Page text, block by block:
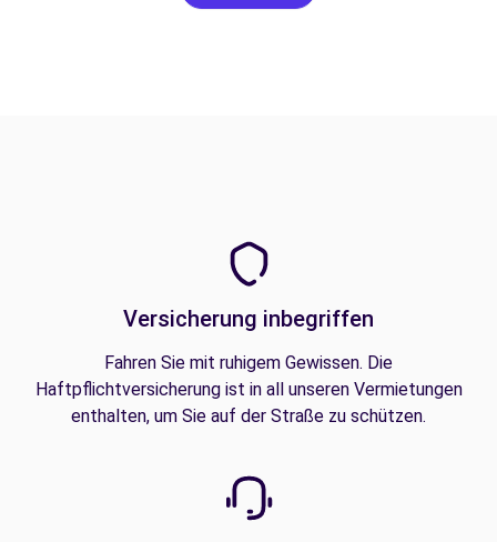
Versicherung inbegriffen
Fahren Sie mit ruhigem Gewissen. Die
Haftpflichtversicherung ist in all unseren Vermietungen
enthalten, um Sie auf der Straße zu schützen.